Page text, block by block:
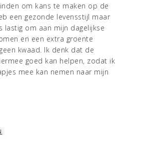
om kans te maken op de
een gezonde levensstijl maar
lastig om aan mijn dagelijkse
en een extra groente
kwaad. Ik denk dat de
goed kan helpen, zodat ik
mee kan nemen naar mijn